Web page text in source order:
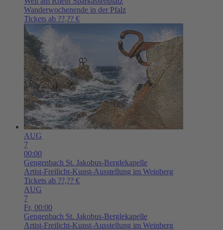
Wanderwochenende in der Pfalz
Tickets ab ??,?? €
AUG
7
00:00
Gengenbach St. Jakobus-Berglekapelle
Artist-Freilicht-Kunst-Ausstellung im Weinberg
Tickets ab ??,?? €
AUG
7
Fr, 00:00
Gengenbach St. Jakobus-Berglekapelle
Artist-Freilicht-Kunst-Ausstellung im Weinberg